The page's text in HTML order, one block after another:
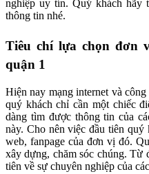
nghiệp uy tín. Quý khách hãy
thông tin nhé.
Tiêu chí lựa chọn đơn
quận 1
Hiện nay mạng internet và
quý khách chỉ cần một chiếc
dàng tìm được thông tin của
này. Cho nên việc đầu tiên quý
web, fanpage của đơn vị đó.
xây dựng, chăm sóc chúng. Từ
tiên về sự chuyên nghiệp của